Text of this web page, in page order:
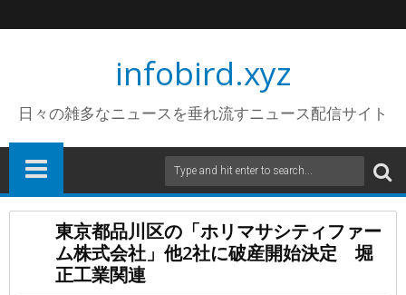
infobird.xyz
日々の雑多なニュースを垂れ流すニュース配信サイト
東京都品川区の「ホリマサシティファー
ム株式会社」他2社に破産開始決定 堀
正工業関連